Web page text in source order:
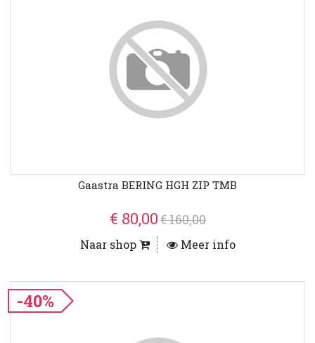
Gaastra BERING HGH ZIP TMB
€ 80,00€ 160,00
Naar shop Meer info
-40%